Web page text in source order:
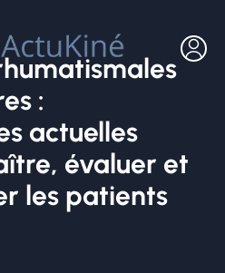
:
actuelles
évaluer et
les patients